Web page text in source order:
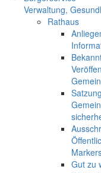
Verwaltung,
Rathaus
Gut zu